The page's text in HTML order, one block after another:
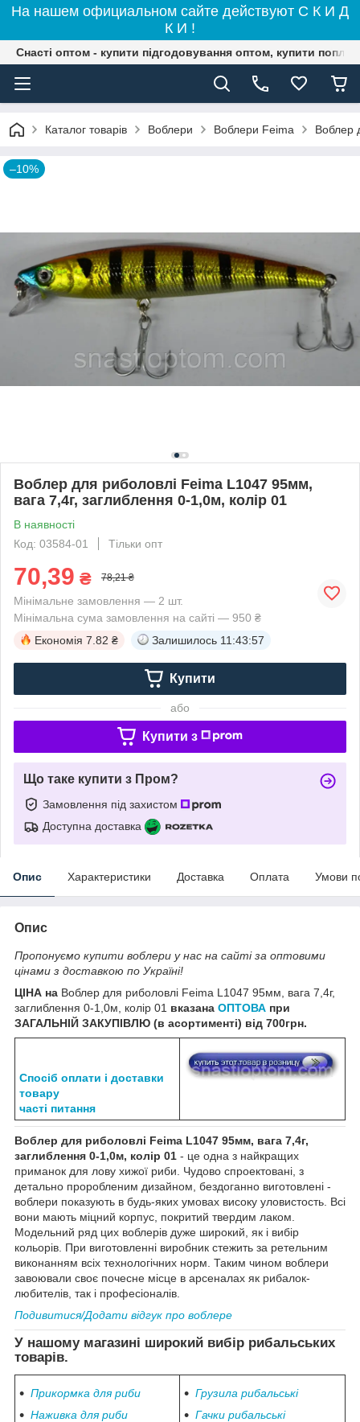
На нашем официальном сайте действуют С К И Д
К И !
Снасті оптом - купити підгодовування оптом, купити
Каталог товарів Воблери Воблери Feima Воблер
–10%
Воблер для риболовлі Feima L1047 95мм,
вага 7,4г, заглиблення 0-1,0м, колір 01
В наявності
Код: 03584-01
Тільки опт
70,39 ₴ 78,21 ₴
Мінімальне замовлення — 2 шт.
Мінімальна сума замовлення на сайті — 950 ₴
Економія 7.82 ₴ Залишилось 11:43:57
Купити
або
Купити з
Що таке купити з Пром?
Замовлення під захистом
Доступна доставка
Опис Характеристики Доставка Оплата Умови
Опис
Пропонуємо купити воблери у нас на сайті за оптовими
цінами з доставкою по Україні!
ЦІНА на Воблер для риболовлі Feima L1047 95мм, вага 7,4г,
заглиблення 0-1,0м, колір 01 вказана ОПТОВА при
ЗАГАЛЬНІЙ ЗАКУПІВЛЮ (в асортименті) від 700грн.
Спосіб оплати і доставки
товару
часті питання
Воблер для риболовлі Feima L1047 95мм, вага 7,4г,
заглиблення 0-1,0м, колір 01 - це одна з найкращих
приманок для лову хижої риби. Чудово спроектовані, з
детально проробленим дизайном, бездоганно виготовлені -
воблери показують в будь-яких умовах високу уловистость. Всі
вони мають міцний корпус, покритий твердим лаком.
Модельний ряд цих воблерів дуже широкий, як і вибір
кольорів. При виготовленні виробник стежить за ретельним
виконанням всіх технологічних норм. Таким чином воблери
завоювали своє почесне місце в арсеналах як рибалок-
любителів, так і професіоналів.
Подивитися/Додати відгук про воблере
У нашому магазині широкий вибір рибальських
товарів.
Прикормка для риби
Наживка для риби
Грузила рибальські
Гачки рибальські